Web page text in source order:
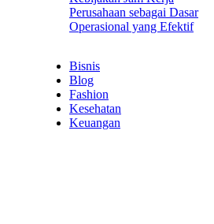
Perusahaan sebagai Dasar
Operasional yang Efektif
Bisnis
Blog
Fashion
Kesehatan
Keuangan